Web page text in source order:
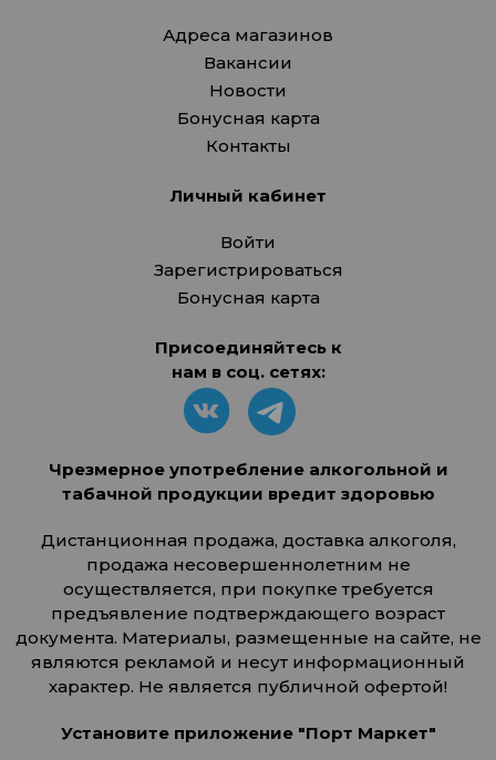
Адреса магазинов
Вакансии
Новости
Бонусная карта
Контакты
Личный кабинет
Войти
Зарегистрироваться
Бонусная карта
Присоединяйтесь к
нам в соц. сетях:
Чрезмерное употребление алкогольной и
табачной продукции вредит здоровью
Дистанционная продажа, доставка алкоголя,
продажа несовершеннолетним не
осуществляется, при покупке требуется
предъявление подтверждающего возраст
документа. Материалы, размещенные на сайте, не
являются рекламой и несут информационный
характер. Не является публичной офертой!
Установите приложение "Порт Маркет"